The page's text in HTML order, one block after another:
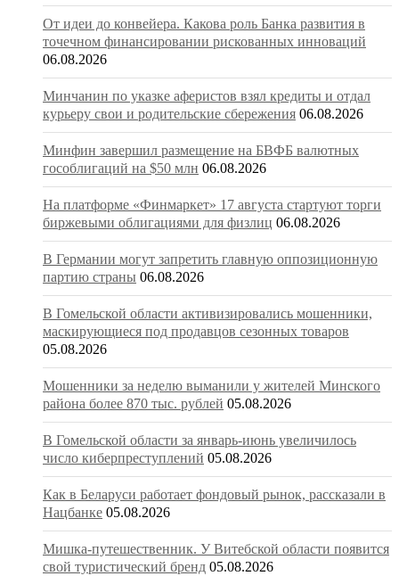
От идеи до конвейера. Какова роль Банка развития в
точечном финансировании рискованных инноваций
06.08.2026
Минчанин по указке аферистов взял кредиты и отдал
курьеру свои и родительские сбережения 06.08.2026
Минфин завершил размещение на БВФБ валютных
гособлигаций на $50 млн 06.08.2026
На платформе «Финмаркет» 17 августа стартуют торги
биржевыми облигациями для физлиц 06.08.2026
В Германии могут запретить главную оппозиционную
партию страны 06.08.2026
В Гомельской области активизировались мошенники,
маскирующиеся под продавцов сезонных товаров
05.08.2026
Мошенники за неделю выманили у жителей Минского
района более 870 тыс. рублей 05.08.2026
В Гомельской области за январь-июнь увеличилось
число киберпреступлений 05.08.2026
Как в Беларуси работает фондовый рынок, рассказали в
Нацбанке 05.08.2026
Мишка-путешественник. У Витебской области появится
свой туристический бренд 05.08.2026